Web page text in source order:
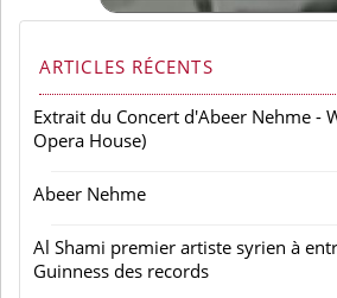
ARTICLES RÉCENTS
Extrait du Concert d'Abeer Nehme -
Opera House)
Abeer Nehme
Al Shami premier artiste syrien à
Guinness des records